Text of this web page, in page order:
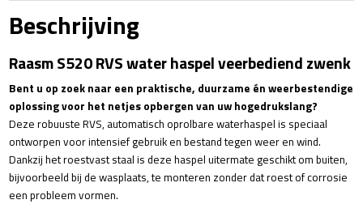
zwenk
Beschrijving
Raasm S520 RVS water haspel veerbediend zwenk
Bent u op zoek naar een praktische, duurzame én weerbestendige
oplossing voor het netjes opbergen van uw hogedrukslang?
Deze robuuste RVS, automatisch oprolbare waterhaspel is speciaal
ontworpen voor intensief gebruik en bestand tegen weer en wind.
Dankzij het roestvast staal is deze haspel uitermate geschikt om buiten,
bijvoorbeeld bij de wasplaats, te monteren zonder dat roest of corrosie
een probleem vormen.